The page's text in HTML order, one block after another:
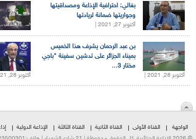
بغالي: احترافية الإذاعة ومصداقيتها
وجواريتها ضمانة لريادتها
أكتوبر 27, 2021 |
أكتوبر 28, 2021 |
بن عبد الرحمان يشرف هذا الخميس
بميناء الجزائر على تدشين سفينة "باجي
مختار 3...
أكتوبر 28, 2021 |
الواجهة القناة الأولى القناة الثانية القناة الثالثة الإذاعة الدولية